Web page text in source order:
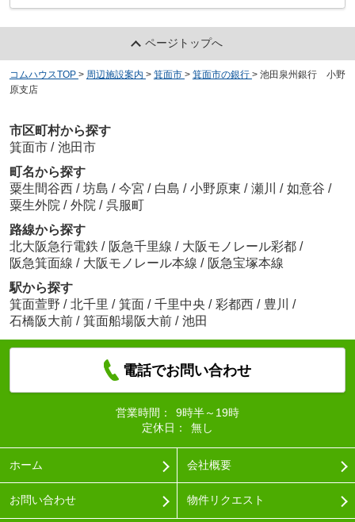
ページトップへ
コムハウスTOP > 周辺施設案内 > 箕面市 > 箕面市の銀行 > 池田泉州銀行 小野
原支店
市区町村から探す
箕面市 / 池田市
町名から探す
粟生間谷西 / 坊島 / 今宮 / 白島 / 小野原東 / 瀬川 / 如意谷 /
粟生外院 / 外院 / 呉服町
路線から探す
北大阪急行電鉄 / 阪急千里線 / 大阪モノレール彩都 /
阪急箕面線 / 大阪モノレール本線 / 阪急宝塚本線
駅から探す
箕面萱野 / 北千里 / 箕面 / 千里中央 / 彩都西 / 豊川
/
石橋阪大前 / 箕面船場阪大前 / 池田
電話でお問い合わせ
営業時間：
9時半～19時
定休日：
無し
ホーム 会社概要
お問い合わせ 物件リクエスト